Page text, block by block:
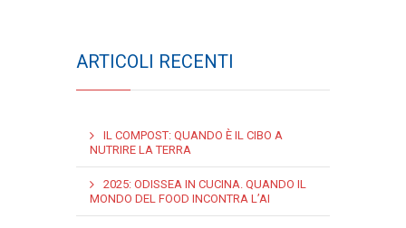
ARTICOLI RECENTI
IL COMPOST: QUANDO È IL CIBO A
NUTRIRE LA TERRA
2025: ODISSEA IN CUCINA. QUANDO IL
MONDO DEL FOOD INCONTRA L’AI